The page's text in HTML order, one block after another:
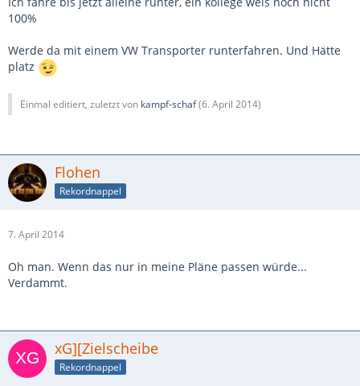
100%
Werde da mit einem VW Transporter runterfahren. Und Hätte
platz
Einmal editiert, zuletzt von kampf-schaf(6. April 2014)
Flohen
Rekordnappel
7. April 2014
Oh man. Wenn das nur in meine Pläne passen würde...
Verdammt.
xG][Zielscheibe
Rekordnappel